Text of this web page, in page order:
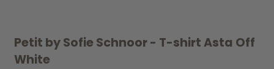
Petit by Sofie Schnoor - T-shirt Asta Off
White